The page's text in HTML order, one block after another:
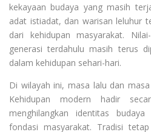
kekayaan budaya yang masih
adat istiadat, dan warisan leluhur
dari kehidupan masyarakat.
generasi terdahulu masih terus
dalam kehidupan sehari-hari.
Di wilayah ini, masa lalu dan
Kehidupan modern hadir
menghilangkan identitas
fondasi masyarakat. Tradisi